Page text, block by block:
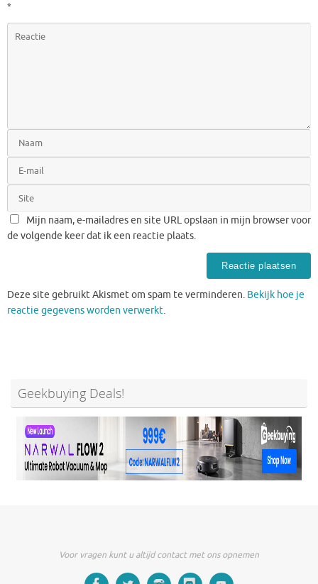
*
Mijn naam, e-mailadres en site URL opslaan in mijn browser voor
de volgende keer dat ik een reactie plaats.
Deze site gebruikt Akismet om spam te verminderen. Bekijk hoe je
reactie gegevens worden verwerkt.
Geekbuying Deals!
Voor vragen kunt u altijd contact met ons opnemen